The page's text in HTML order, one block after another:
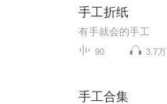
手工折纸
有手就会的手工
90 3.7万
手工合集